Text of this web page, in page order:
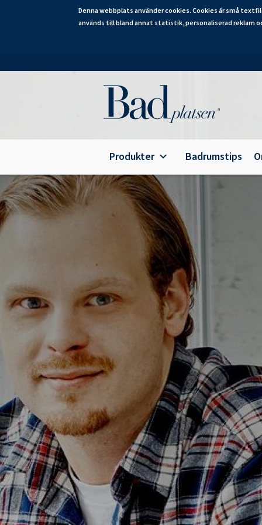
Denna webbplats använder cookies. Cookies är små
används till bland annat statistik, personaliserad reklam
till
Produkter
Alterna Ariella Aqua
Alterna Ariella
Alterna Basic Aqua
Alterna Basic
Alterna Bella Aqua
Alterna Ella Aqua
Alterna Ella
Alterna Gabriella
Alterna Isabella Aqua
Alterna Isabella
Alterna Isella Aqua
Alterna Isella
Alterna Luxor
Duravit L-Cube
Geberit Smyle Square
Geberit iCon
Ifö Option
Ifö Sense Art
Ifö Sense Modern
Ifö Sense Pro
Ifö Spira
Spegelhållare
Tvålkorgar
WC-pappershållare
Handduksstänger
Handdukskrokar
Badrumstips